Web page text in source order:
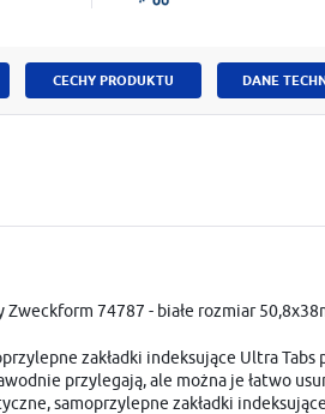
CECHY PRODUKTU DANE
Zweckform 74787 - białe rozmiar
zakładki indeksujące Ultra Tabs
przylegają, ale można je łatwo
samoprzylepne zakładki